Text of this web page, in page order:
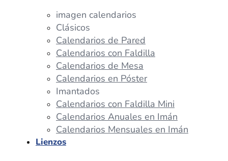
imagen calendarios
Clásicos
Calendarios de Pared
Calendarios con Faldilla
Calendarios de Mesa
Calendarios en Póster
Imantados
Calendarios con Faldilla Mini
Calendarios Anuales en Imán
Calendarios Mensuales en Imán
Lienzos